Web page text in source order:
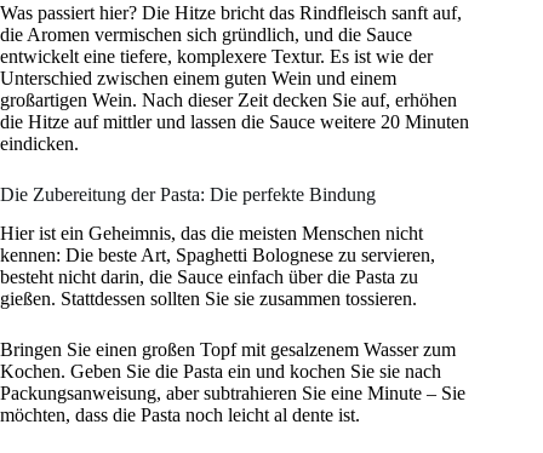
Was passiert hier? Die Hitze bricht das Rindfleisch sanft auf,
die Aromen vermischen sich gründlich, und die Sauce
entwickelt eine tiefere, komplexere Textur. Es ist wie der
Unterschied zwischen einem guten Wein und einem
großartigen Wein. Nach dieser Zeit decken Sie auf, erhöhen
die Hitze auf mittler und lassen die Sauce weitere 20 Minuten
eindicken.
Die Zubereitung der Pasta: Die perfekte Bindung
Hier ist ein Geheimnis, das die meisten Menschen nicht
kennen: Die beste Art, Spaghetti Bolognese zu servieren,
besteht nicht darin, die Sauce einfach über die Pasta zu
gießen. Stattdessen sollten Sie sie zusammen tossieren.
Bringen Sie einen großen Topf mit gesalzenem Wasser zum
Kochen. Geben Sie die Pasta ein und kochen Sie sie nach
Packungsanweisung, aber subtrahieren Sie eine Minute – Sie
möchten, dass die Pasta noch leicht al dente ist.